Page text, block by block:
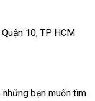
10, TP HCM
bạn muốn tìm